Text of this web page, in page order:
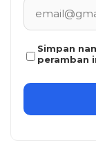
Simpan
peramban